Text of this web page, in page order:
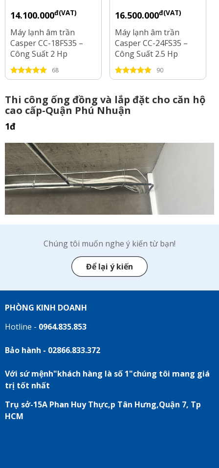
14.100.000đ(VAT)
Máy lạnh âm trần
Casper CC-18FS35 –
Công Suất 2 Hp
68
16.500.000đ(VAT)
Máy lạnh âm trần
Casper CC-24FS35 –
Công Suất 2.5 Hp
90
Thi công ống đồng và lắp đặt cho căn hộ
cao cấp-Quận Phú Nhuận
1đ
Chúng tôi muốn nghe ý kiến từ bạn!
Để lại ý kiến
PHÒNG KINH DOANH
Hotline - 0964.835.853
Bảo hành - 02866.833.372
Với sứ mệnh"khách hàng là số 1"chúng tôi mang giá
trị tốt nhất
Trụ sở-15A Phan Huy Thực,p Tân Hưng,Quận 7, Tp
HCM